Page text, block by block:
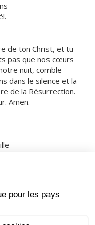
de ton Christ, et tu
pas que nos cœurs
nuit, comble-
dans le silence et la
de la Résurrection.
Amen.
MARIE !
le Seigneur,